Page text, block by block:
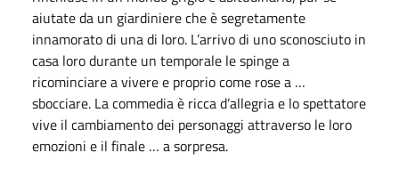
aiutate da un giardiniere che è segretamente
innamorato di una di loro. L’arrivo di uno sconosciuto in
casa loro durante un temporale le spinge a
ricominciare a vivere e proprio come rose a …
sbocciare. La commedia è ricca d’allegria e lo spettatore
vive il cambiamento dei personaggi attraverso le loro
emozioni e il finale … a sorpresa.